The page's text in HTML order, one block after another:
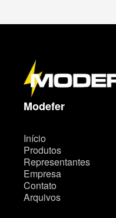
M
Modefer
Início
Produtos
Representantes
Empresa
Contato
Arquivos